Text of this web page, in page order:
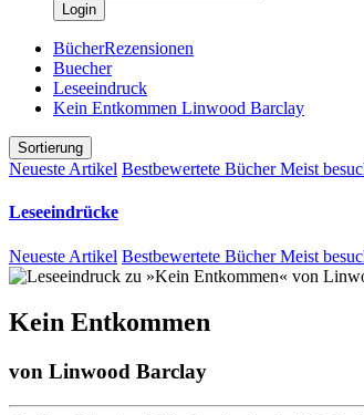
Login
BücherRezensionen
Buecher
Leseeindruck
Kein Entkommen Linwood Barclay
Sortierung
Neueste Artikel Bestbewertete BücherMeist
Leseeindrücke
Neueste Artikel Bestbewertete BücherMeist
Kein Entkommen
von Linwood Barclay